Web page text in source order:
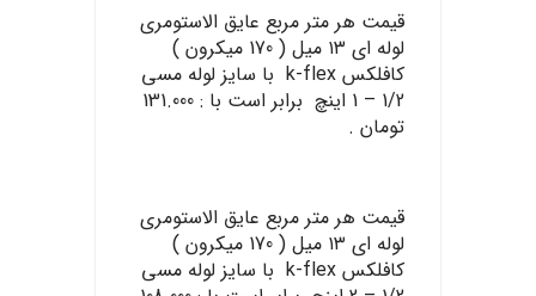
قیمت هر متر مربع عایق الاستومری
لوله ای ۱۳ میل ( 170 میکرون )
کافلکس k-flex با سایز لوله مسی
1/2 – 1 اینچ برابر است با : 131.000
تومان .
قیمت هر متر مربع عایق الاستومری
لوله ای ۱۳ میل ( 170 میکرون )
کافلکس k-flex با سایز لوله مسی